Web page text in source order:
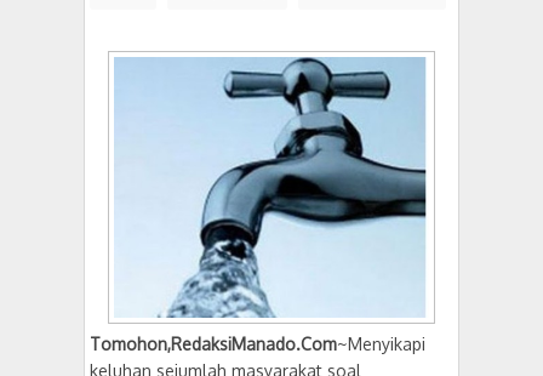
Tomohon,RedaksiManado.Com~Menyikapi
keluhan sejumlah masyarakat soal